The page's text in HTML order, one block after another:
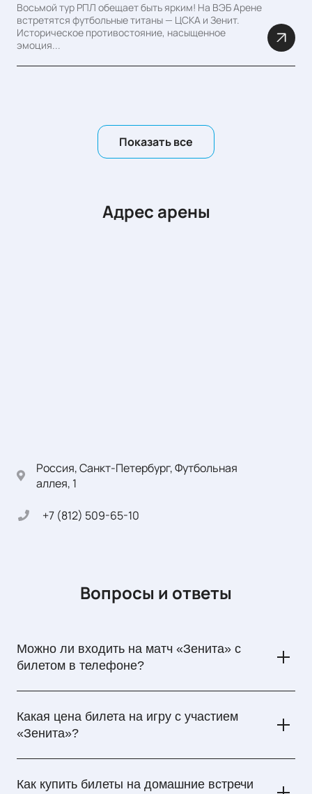
Восьмой тур РПЛ обещает быть ярким! На ВЭБ Арене
встретятся футбольные титаны — ЦСКА и Зенит.
Историческое противостояние, насыщенное
эмоция...
Показать все
Адрес арены
Россия, Санкт-Петербург, Футбольная
аллея, 1
+7 (812) 509-65-10
Вопросы и ответы
Можно ли входить на матч «Зенита» с
билетом в телефоне?
требуется. Достаточно показать QR-код с экрана
мобильного телефона при входе — он будет отсканирован
устройство заряжено, а изображение — четкое.
Какая цена билета на игру с участием
«Зенита»?
зависимости от уровня соперника и сектора стадиона.
Как купить билеты на домашние встречи